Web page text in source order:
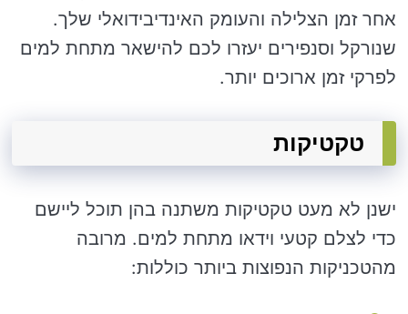
אחר זמן הצלילה והעומק האינדיבידואלי שלך.
שנורקל וסנפירים יעזרו לכם להישאר מתחת למים
לפרקי זמן ארוכים יותר.
טקטיקות
ישנן לא מעט טקטיקות משתנה בהן תוכל ליישם
כדי לצלם קטעי וידאו מתחת למים. מרובה
מהטכניקות הנפוצות ביותר כוללות: